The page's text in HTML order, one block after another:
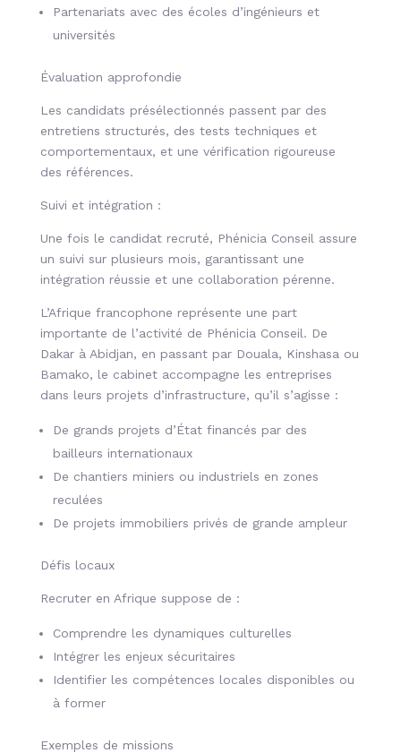
Partenariats avec des écoles d’ingénieurs et
universités
Évaluation approfondie
Les candidats présélectionnés passent par des
entretiens structurés, des tests techniques et
comportementaux, et une vérification rigoureuse
des références.
Suivi et intégration :
Une fois le candidat recruté, Phénicia Conseil assure
un suivi sur plusieurs mois, garantissant une
intégration réussie et une collaboration pérenne.
L’Afrique francophone représente une part
importante de l’activité de Phénicia Conseil. De
Dakar à Abidjan, en passant par Douala, Kinshasa ou
Bamako, le cabinet accompagne les entreprises
dans leurs projets d’infrastructure, qu’il s’agisse :
De grands projets d’État financés par des
bailleurs internationaux
De chantiers miniers ou industriels en zones
reculées
De projets immobiliers privés de grande ampleur
Défis locaux
Recruter en Afrique suppose de :
Comprendre les dynamiques culturelles
Intégrer les enjeux sécuritaires
Identifier les compétences locales disponibles ou
à former
Exemples de missions